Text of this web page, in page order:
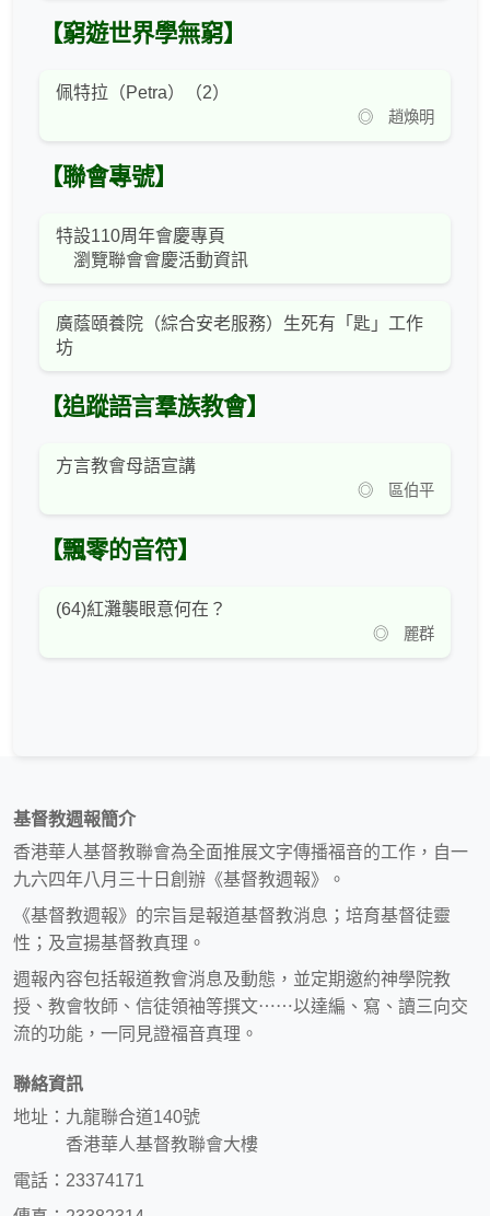
【窮遊世界學無窮】
佩特拉（Petra）（2）
◎ 趙煥明
【聯會專號】
特設110周年會慶專頁
瀏覽聯會會慶活動資訊
廣蔭頤養院（綜合安老服務）生死有「匙」工作
坊
【追蹤語言羣族教會】
方言教會母語宣講
◎ 區伯平
【飄零的音符】
(64)紅灘襲眼意何在？
◎ 麗群
基督教週報簡介
香港華人基督教聯會為全面推展文字傳播福音的工作，自一
九六四年八月三十日創辦《基督教週報》。
《基督教週報》的宗旨是報道基督教消息；培育基督徒靈
性；及宣揚基督教真理。
週報內容包括報道教會消息及動態，並定期邀約神學院教
授、教會牧師、信徒領袖等撰文⋯⋯以達編、寫、讀三向交
流的功能，一同見證福音真理。
聯絡資訊
地址：九龍聯合道140號
香港華人基督教聯會大樓
電話：23374171